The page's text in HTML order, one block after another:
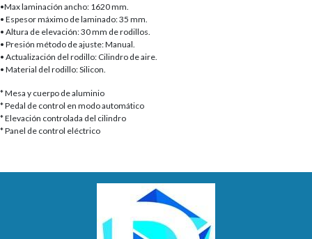
•Max laminación ancho: 1620 mm.
• Espesor máximo de laminado: 35 mm.
• Altura de elevación: 30 mm de rodillos.
• Presión método de ajuste: Manual.
• Actualización del rodillo: Cilindro de aire.
• Material del rodillo: Silicon.
* Mesa y cuerpo de aluminio
* Pedal de control en modo automático
* Elevación controlada del cilindro
* Panel de control eléctrico